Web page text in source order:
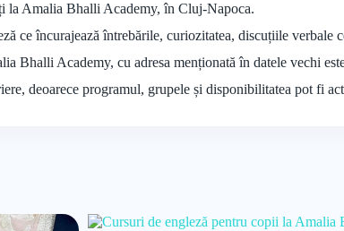
la Amalia Bhalli Academy, în Cluj-Napoca.
ce încurajează întrebările, curiozitatea, discuțiile
Bhalli Academy, cu adresa menționată în datele vechi
deoarece programul, grupele și disponibilitatea pot fi